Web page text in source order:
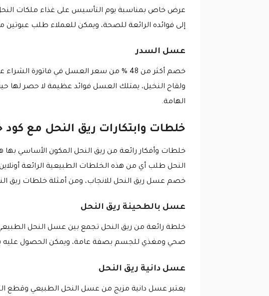
عرض خاص بمناسبة يوم التأسيس على غذاء ملكات النحل
إلى فوائده الرائعة للصحة، ويمكن للعملاء طلب عبوتين منه والحصول على خصم أكثر من
عسل السدر
خصم أكثر من 48 % من سعر العسل في
ولقاح النخيل، يمتلك العسل فوائد عظيمة لا حصر لها
الهامة.
خلطات وابتكارات ريق النحل مع
خلطات وأفكار رائعة من ريق النحل المكون الأساسي بها
النحل طلب أي من هذه الخلطات الطبيعية الرائعة
خصم عسل ريق النحل للانجاب، ومن أمثلة خلطات ريق
عسل بالطحينة ريق النحل
خلطة رائعة من ريق النحل تجمع بين عسل النحل
صحي ومغذي للجسم بصفة عامة، ويمكن الحصول عليه
عسل دانية ريق النحل
يعتبر عسل دانية مزيج من عسل النحل الطبيعي وقطع